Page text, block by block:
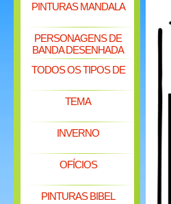
PINTURAS MANDALA
PERSONAGENS DE
BANDA DESENHADA
TODOS OS TIPOS DE
TEMA
INVERNO
OFÍCIOS
PINTURAS BIBEL